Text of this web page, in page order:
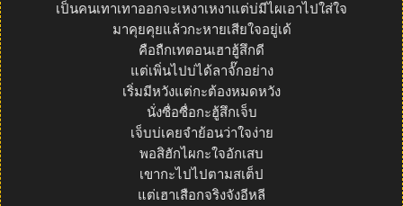
เป็นคนเทาเทาออกจะเหงาเหงาแต่บ่มีไผเอาไปใส่ใจ
มาคุยคุยแล้วกะหายเสียใจอยู่เด้
คือถืกเทตอนเฮาฮู้สึกดี
แต่เพิ่นไปบ่ได้ลาจั๊กอย่าง
เริ่มมีหวังแต่กะต้องหมดหวัง
นั่งซื่อซื่อกะฮู้สึกเจ็บ
เจ็บบ่เคยจำย้อนว่าใจง่าย
พอสิฮักไผกะใจอักเสบ
เขากะไปไปตามสเต็ป
แต่เฮาเสือกจริงจังอีหลี